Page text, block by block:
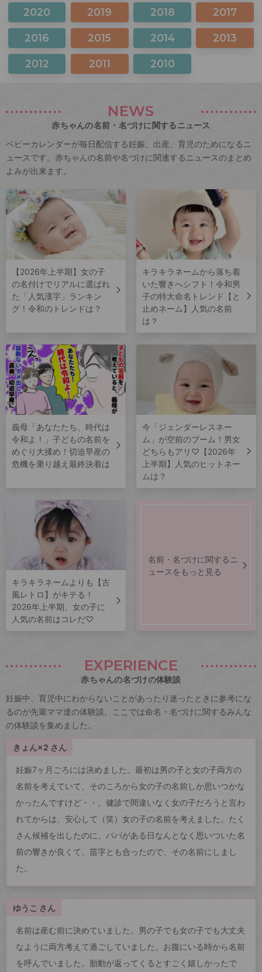
2020 2019 2018 2017
2016 2015 2014 2013
2012 2011 2010
NEWS
赤ちゃんの名前・名づけに関するニュース
ベビーカレンダーが毎日配信する妊娠、出産、育児のためになるニ
ュースです。赤ちゃんの名前や名づけに関連するニュースのまとめ
よみが出来ます。
【2026年上半期】女の子
の名付けでリアルに選ばれ
た「人気漢字」ランキン
グ！令和のトレンドは？
キラキラネームから落ち着
いた響きへシフト！令和男
子の特大命名トレンド【と
止めネーム】人気の名前
は？
義母「あなたたち、時代は
令和よ！」子どもの名前を
めぐり大揉め！切迫早産の
危機を乗り越え最終決着は
今「ジェンダーレスネー
ム」が空前のブーム！男女
どちらもアリ♡【2026年
上半期】人気のヒットネー
ムは？
キラキラネームよりも【古
風レトロ】がキテる！
2026年上半期、女の子に
人気の名前はコレだ♡
名前・名づけに関するニ
ュースをもっと見る
EXPERIENCE
赤ちゃんの名づけの体験談
妊娠中、育児中にわからないことがあったり迷ったときに参考にな
るのが先輩ママ達の体験談。ここでは命名・名づけに関するみんな
の体験談を集めました。
きょん×2 さん
妊娠7ヶ月ごろには決めました。最初は男の子と女の子両方の
名前を考えていて、そのころから女の子の名前しか思いつかな
かったんですけど・・。健診で間違いなく女の子だろうと言わ
れてからは、安心して（笑）女の子の名前を考えました。たく
さん候補を出したのに、パパがある日なんとなく思いついた名
前の響きが良くて、苗字とも合ったので、その名前にしまし
た。
ゆうこ さん
名前は産む前に決めていました。男の子でも女の子でも大丈夫
なように両方考えて過ごしていました。お腹にいる時から名前
を呼んでいました。胎動が返ってくるとすごく嬉しかったで